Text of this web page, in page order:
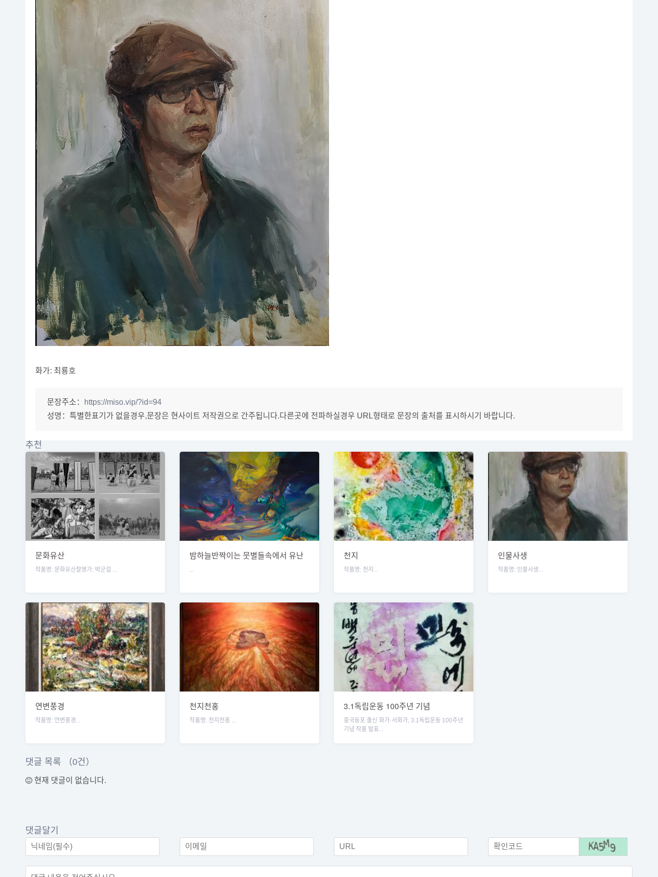
화가: 최룡호
문장주소：
https://miso.vip/?id=94
성명： 특별한표기가 없을경우,문장은 현사이트 저작권으로 간주됩니다.다른곳에 전파하실경우 URL형태로 문장의 출처를 표시하시기 바랍니다.
추천
문화유산
작품명: 문화유산촬영가: 박군걸 ...
밤하늘반짝이는 뭇별들속에서 유난
...
천지
작품명: 천지...
인물사생
작품명: 인물사생...
연변풍경
작품명: 연변풍경...
천지천홍
작품명: 천지천홍 ...
3.1독립운동 100주년 기념
중국동포 출신 화가·서화가, 3.1독립운동 100주년
기념 작품 발표...
댓글 목록 （0건）
현재 댓글이 없습니다.
댓글달기